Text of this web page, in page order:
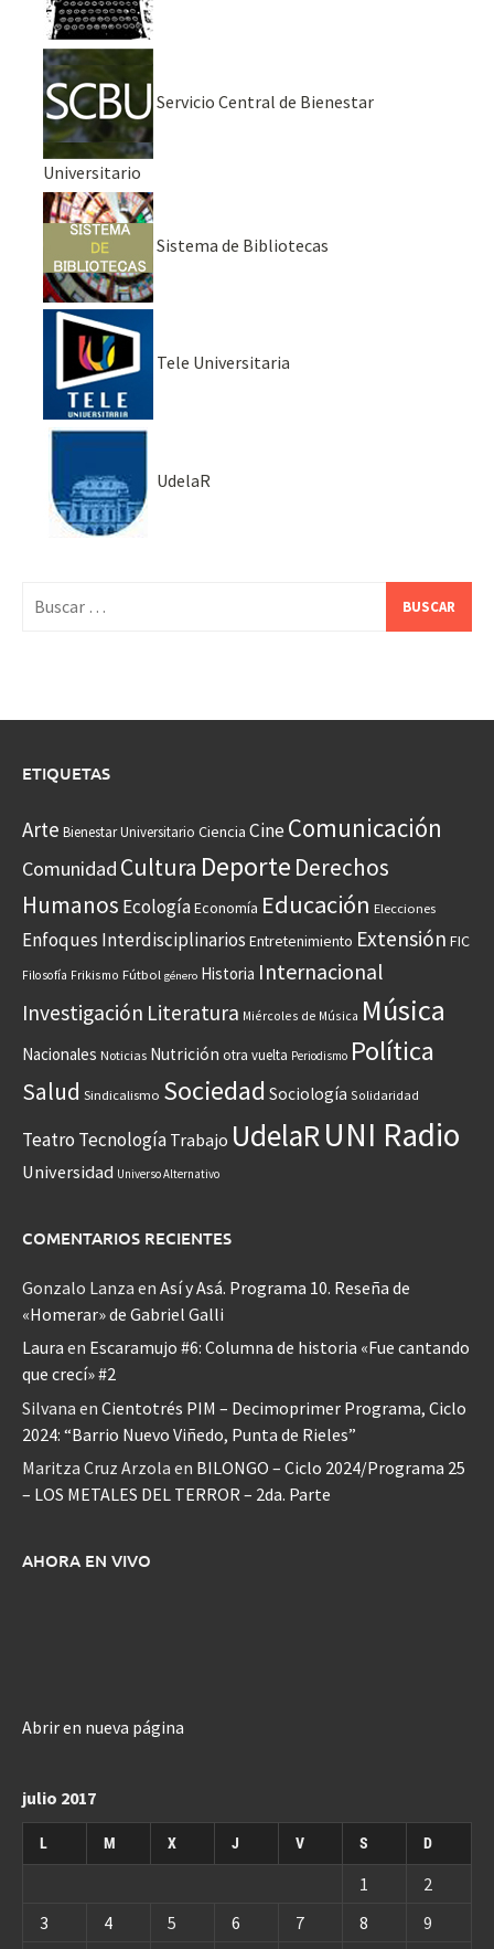
Servicio Central de Bienestar
Universitario
Sistema de Bibliotecas
Tele Universitaria
UdelaR
ETIQUETAS
Arte Bienestar Universitario Ciencia CineComunicación
Comunidad Cultura Deporte Derechos
Humanos EcologíaEconomía Educación Elecciones
Enfoques Interdisciplinarios Entretenimiento Extensión FIC
Filosofía Frikismo Fútbol género Historia Internacional
Investigación Literatura Miércoles de Música Música
Nacionales Noticias Nutrición otra vuelta Periodismo Política
Salud Sindicalismo Sociedad Sociología Solidaridad
Teatro Tecnología Trabajo UdelaRUNI Radio
Universidad Universo Alternativo
COMENTARIOS RECIENTES
Gonzalo Lanza en Así y Asá. Programa 10. Reseña de
«Homerar» de Gabriel Galli
Laura en Escaramujo #6: Columna de historia «Fue cantando
que crecí» #2
Silvana en Cientotrés PIM – Decimoprimer Programa, Ciclo
2024: “Barrio Nuevo Viñedo, Punta de Rieles”
Maritza Cruz Arzola en BILONGO – Ciclo 2024/Programa 25
– LOS METALES DEL TERROR – 2da. Parte
AHORA EN VIVO
Abrir en nueva página
julio 2017
L M X J V S D
1
2
3
4 5 6 7 8 9